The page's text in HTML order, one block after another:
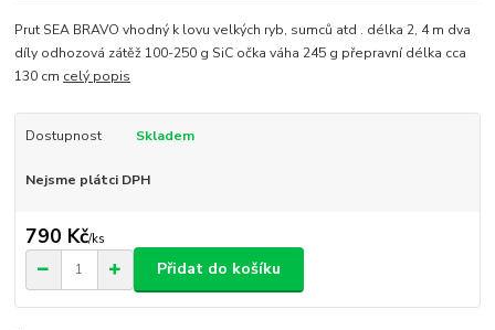
Prut SEA BRAVO vhodný k lovu velkých ryb, sumců atd . délka 2, 4 m dva
díly odhozová zátěž 100-250 g SiC očka váha 245 g přepravní délka cca
130 cm celý popis
Dostupnost Skladem
Nejsme plátci DPH
790 Kč/ks
Přidat do košíku